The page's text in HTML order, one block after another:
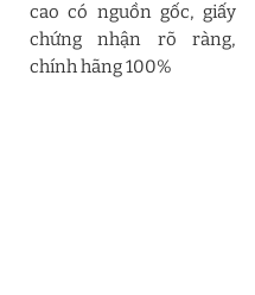
cao có nguồn gốc, giấy
chứng nhận rõ ràng,
chính hãng 100%